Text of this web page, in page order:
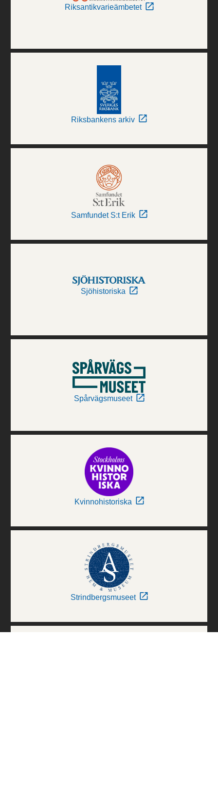
Riksantikvarieämbetet
Riksbankens arkiv
Samfundet S:t Erik
Sjöhistoriska
Spårvägsmuseet
Kvinnohistoriska
Strindbergsmuseet